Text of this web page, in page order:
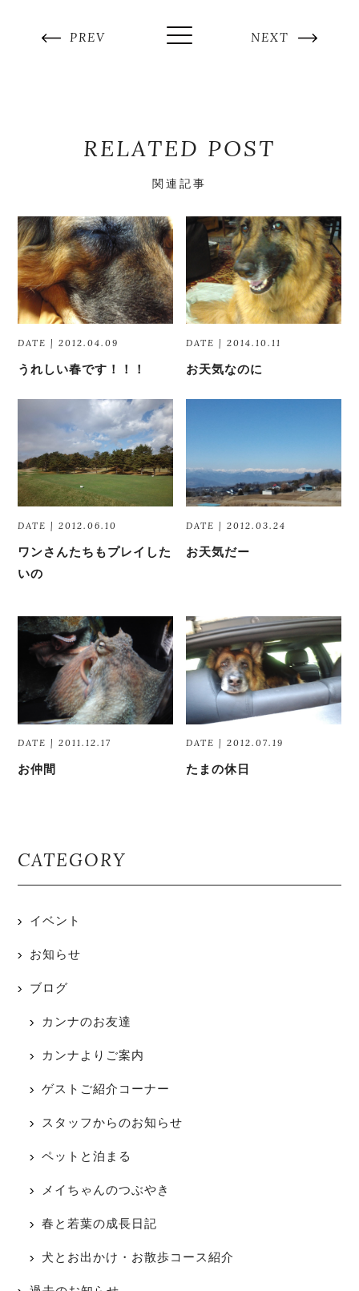
PREV NEXT
RELATED POST
関連記事
DATE | 2012.04.09
うれしい春です！！！
DATE | 2014.10.11
お天気なのに
DATE | 2012.06.10
ワンさんたちもプレイした
いの
DATE | 2012.03.24
お天気だー
DATE | 2011.12.17
お仲間
DATE | 2012.07.19
たまの休日
CATEGORY
イベント
お知らせ
ブログ
カンナのお友達
カンナよりご案内
ゲストご紹介コーナー
スタッフからのお知らせ
ペットと泊まる
メイちゃんのつぶやき
春と若葉の成長日記
犬とお出かけ・お散歩コース紹介